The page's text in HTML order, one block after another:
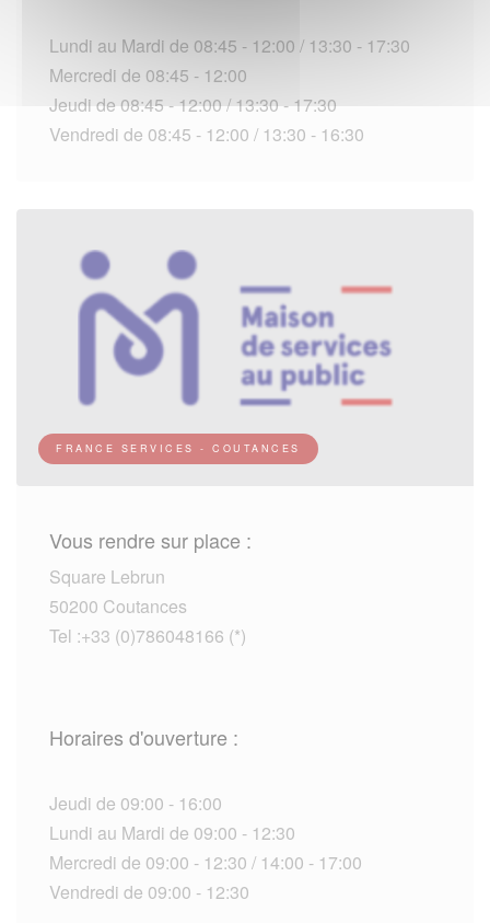
Lundi au Mardi de 08:45 - 12:00 / 13:30 - 17:30
Mercredi de 08:45 - 12:00
Jeudi de 08:45 - 12:00 / 13:30 - 17:30
Vendredi de 08:45 - 12:00 / 13:30 - 16:30
FRANCE SERVICES - COUTANCES
Vous rendre sur place :
Square Lebrun
50200 Coutances
Tel :+33 (0)786048166 (*)
Horaires d'ouverture :
Jeudi de 09:00 - 16:00
Lundi au Mardi de 09:00 - 12:30
Mercredi de 09:00 - 12:30 / 14:00 - 17:00
Vendredi de 09:00 - 12:30